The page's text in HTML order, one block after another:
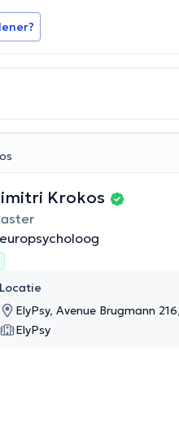
Krokos
Locatie
ElyPsy, Avenue Brugmann
ElyPsy